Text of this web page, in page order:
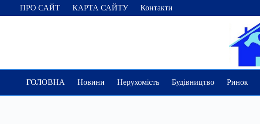
ПерейтиПРО САЙТ КАРТА САЙТУ Контакти
ГОЛОВНА Новини Нерухомість Будівництво Ринок